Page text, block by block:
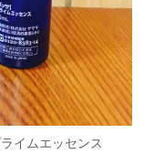
イムエッセンス